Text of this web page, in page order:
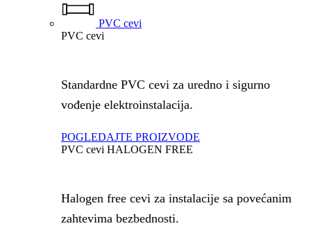
PVC cevi
PVC cevi
Standardne PVC cevi za uredno i sigurno
vođenje elektroinstalacija.
POGLEDAJTE PROIZVODE
PVC cevi HALOGEN FREE
Halogen free cevi za instalacije sa povećanim
zahtevima bezbednosti.